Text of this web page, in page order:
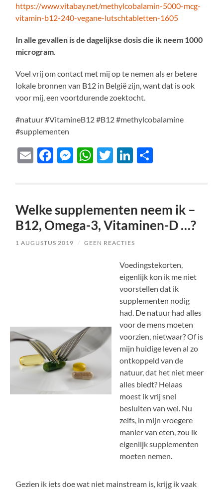
https://www.vitabay.net/methylcobalamin-5000-mcg-
vitamin-b12-240-vegane-lutschtabletten-1605
In alle gevallen is de dagelijkse dosis die ik neem 1000
microgram.
Voel vrij om contact met mij op te nemen als er betere
lokale bronnen van B12 in België zijn, want dat is ook
voor mij, een voortdurende zoektocht.
#natuur #VitamineB12 #B12 #methylcobalamine
#supplementen
EmailFacebook
Messenger
WhatsApp
TwitterLinkedIn
Welke supplementen neem ik –
B12, Omega-3, Vitaminen-D …?
1 AUGUSTUS 2019 / GEEN REACTIES
Voedingstekorten,
eigenlijk kon ik me niet
voorstellen dat ik
supplementen nodig
had. De natuur had alles
voor de mens moeten
voorzien, nietwaar? Of is
mijn huidige leven al zo
ontkoppeld van de
natuur, dat het niet meer
alles biedt? Helaas
moest ik vrij snel
besluiten van wel. Nu
zelfs, in mijn vroegere
manier van eten, zou ik
eigenlijk supplementen
moeten nemen.
Gezien ik iets doe wat niet mainstream is, krijg ik vaak